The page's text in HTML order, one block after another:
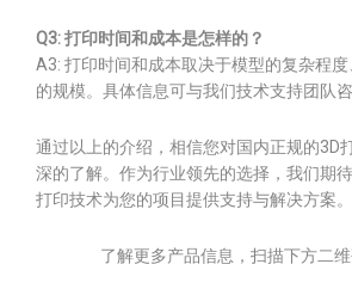
Q3: 打印时间和成本是怎样的？
A3: 打印时间和成本取决于模型的复杂程
的规模。具体信息可与我们技术支持团队咨
通过以上的介绍，相信您对国内正规的3D
深的了解。作为行业领先的选择，我们期
打印技术为您的项目提供支持与解决方案。
了解更多产品信息，扫描下方二